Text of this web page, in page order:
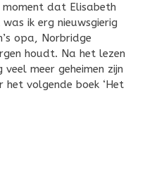
dat Elisabeth
ik erg nieuwsgierig
opa, Norbridge
houdt. Na het lezen
meer geheimen zijn
het volgende boek ‘Het